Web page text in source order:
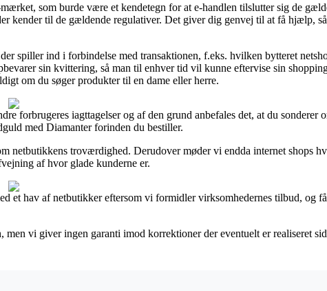
som burde være et kendetegn for at e-handlen tilslutter sig de
kender til de gældende regulativer. Det giver dig genvej til at få hjælp,
spiller ind i forbindelse med transaktionen, f.eks. hvilken bytteret
sin kvittering, så man til enhver tid vil kunne eftervise sin
om du søger produkter til en dame eller herre.
forbrugeres iagttagelser og af den grund anbefales det, at du sonderer
med Diamanter forinden du bestiller.
netbutikkens troværdighed. Derudover møder vi endda internet shops
af hvor glade kunderne er.
et hav af netbutikker eftersom vi formidler virksomhedernes tilbud, og
vi giver ingen garanti imod korrektioner der eventuelt er realiseret